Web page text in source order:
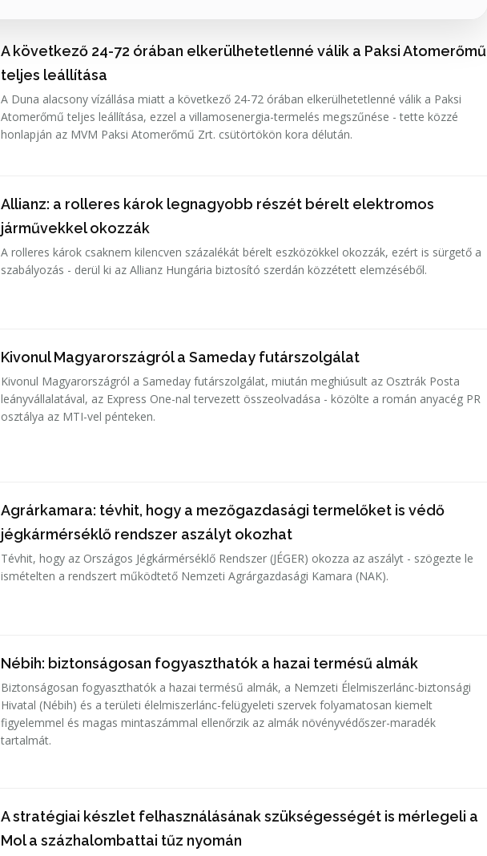
A következő 24-72 órában elkerülhetetlenné válik a Paksi Atomerőmű
teljes leállítása
A Duna alacsony vízállása miatt a következő 24-72 órában elkerülhetetlenné válik a Paksi
Atomerőmű teljes leállítása, ezzel a villamosenergia-termelés megszűnése - tette közzé
honlapján az MVM Paksi Atomerőmű Zrt. csütörtökön kora délután.
Allianz: a rolleres károk legnagyobb részét bérelt elektromos
járművekkel okozzák
A rolleres károk csaknem kilencven százalékát bérelt eszközökkel okozzák, ezért is sürgető a
szabályozás - derül ki az Allianz Hungária biztosító szerdán közzétett elemzéséből.
Kivonul Magyarországról a Sameday futárszolgálat
Kivonul Magyarországról a Sameday futárszolgálat, miután meghiúsult az Osztrák Posta
leányvállalatával, az Express One-nal tervezett összeolvadása - közölte a román anyacég PR
osztálya az MTI-vel pénteken.
Agrárkamara: tévhit, hogy a mezőgazdasági termelőket is védő
jégkármérséklő rendszer aszályt okozhat
Tévhit, hogy az Országos Jégkármérséklő Rendszer (JÉGER) okozza az aszályt - szögezte le
ismételten a rendszert működtető Nemzeti Agrárgazdasági Kamara (NAK).
Nébih: biztonságosan fogyaszthatók a hazai termésű almák
Biztonságosan fogyaszthatók a hazai termésű almák, a Nemzeti Élelmiszerlánc-biztonsági
Hivatal (Nébih) és a területi élelmiszerlánc-felügyeleti szervek folyamatosan kiemelt
figyelemmel és magas mintaszámmal ellenőrzik az almák növényvédőszer-maradék
tartalmát.
A stratégiai készlet felhasználásának szükségességét is mérlegeli a
Mol a százhalombattai tűz nyomán